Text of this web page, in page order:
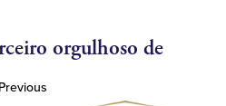
orgulhoso de
Previous